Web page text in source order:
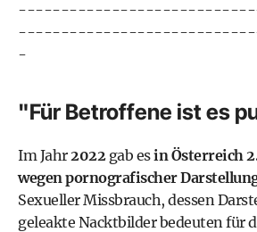
-
"Für Betroffene ist es
Im Jahr2022gab esin Österreich
wegen pornografischer
Sexueller Missbrauch, dessen
geleakte Nacktbilder bedeuten für